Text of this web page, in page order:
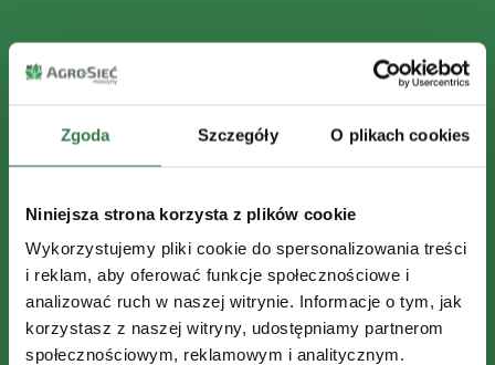
Zgoda Szczegóły O plikach cookies
Niniejsza strona korzysta z plików cookie
Wykorzystujemy pliki cookie do spersonalizowania treści
i reklam, aby oferować funkcje społecznościowe i
analizować ruch w naszej witrynie. Informacje o tym, jak
korzystasz z naszej witryny, udostępniamy partnerom
społecznościowym, reklamowym i analitycznym.